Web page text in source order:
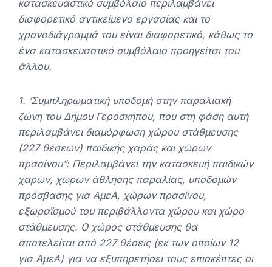
κατασκευαστικό συμβόλαιο περιλαμβάνει
διαφορετικό αντικείμενο εργασίας και το
χρονοδιάγραμμά του είναι διαφορετικό, κάθως το
ένα κατασκευαστικό συμβόλαιο προηγείται του
άλλου.
1. ‘Συμπληρωματική υποδομή στην παραλιακή
ζώνη του Δήμου Γεροσκήπου, που στη φάση αυτή
περιλαμβάνει διαμόρφωση χώρου στάθμευσης
(227 θέσεων) παιδικής χαράς και χώρων
πρασίνου”: Περιλαμβάνει την κατασκευή παιδικών
χαρών, χώρων άθλησης παραλίας, υποδομών
πρόσβασης για ΑμεΑ, χώρων πρασίνου,
εξωραϊσμού του περιβάλλοντα χώρου και χώρο
στάθμευσης. Ο χώρος στάθμευσης θα
αποτελείται από 227 θέσεις (εκ των οποίων 12
για ΑμεΑ) για να εξυπηρετήσει τους επισκέπτες οι